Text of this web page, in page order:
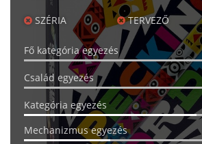
SZÉRIA TERVEZŐ
Fő kategória egyezés
Család egyezés
Kategória egyezés
Mechanizmus egyezés